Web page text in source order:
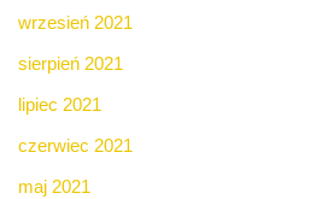
wrzesień 2021
sierpień 2021
lipiec 2021
czerwiec 2021
maj 2021